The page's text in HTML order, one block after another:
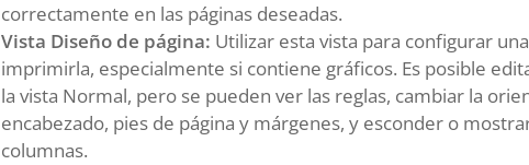
correctamente en las páginas deseadas.
Vista Diseño de página: Utilizar esta vista para configurar
imprimirla, especialmente si contiene gráficos. Es posible
la vista Normal, pero se pueden ver las reglas, cambiar la
encabezado, pies de página y márgenes, y esconder o
columnas.